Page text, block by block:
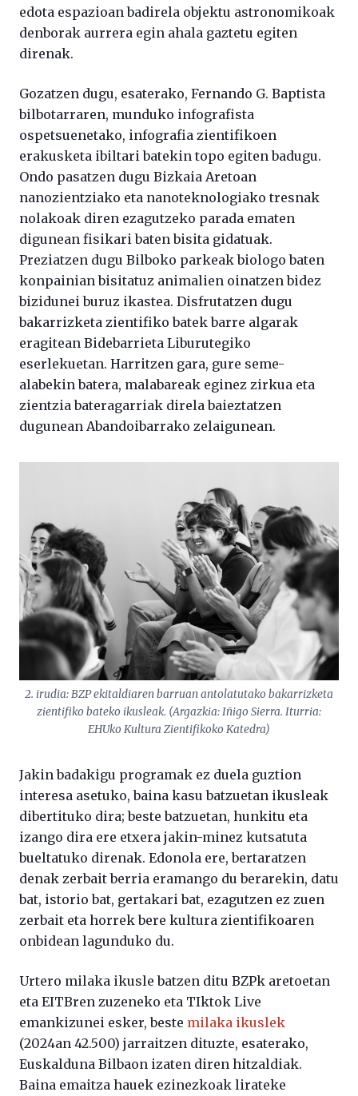
edota espazioan badirela objektu astronomikoak
denborak aurrera egin ahala gaztetu egiten
direnak.
Gozatzen dugu, esaterako, Fernando G. Baptista
bilbotarraren, munduko infografista
ospetsuenetako, infografia zientifikoen
erakusketa ibiltari batekin topo egiten badugu.
Ondo pasatzen dugu Bizkaia Aretoan
nanozientziako eta nanoteknologiako tresnak
nolakoak diren ezagutzeko parada ematen
digunean fisikari baten bisita gidatuak.
Preziatzen dugu Bilboko parkeak biologo baten
konpainian bisitatuz animalien oinatzen bidez
bizidunei buruz ikastea. Disfrutatzen dugu
bakarrizketa zientifiko batek barre algarak
eragitean Bidebarrieta Liburutegiko
eserlekuetan. Harritzen gara, gure seme-
alabekin batera, malabareak eginez zirkua eta
zientzia bateragarriak direla baieztatzen
dugunean Abandoibarrako zelaigunean.
2. irudia: BZP ekitaldiaren barruan antolatutako bakarrizketa
zientifiko bateko ikusleak. (Argazkia: Iñigo Sierra. Iturria:
EHUko Kultura Zientifikoko Katedra)
Jakin badakigu programak ez duela guztion
interesa asetuko, baina kasu batzuetan ikusleak
dibertituko dira; beste batzuetan, hunkitu eta
izango dira ere etxera jakin-minez kutsatuta
bueltatuko direnak. Edonola ere, bertaratzen
denak zerbait berria eramango du berarekin, datu
bat, istorio bat, gertakari bat, ezagutzen ez zuen
zerbait eta horrek bere kultura zientifikoaren
onbidean lagunduko du.
Urtero milaka ikusle batzen ditu BZPk aretoetan
eta EITBren zuzeneko eta TIktok Live
emankizunei esker, beste milaka ikuslek
(2024an 42.500) jarraitzen dituzte, esaterako,
Euskalduna Bilbaon izaten diren hitzaldiak.
Baina emaitza hauek ezinezkoak lirateke